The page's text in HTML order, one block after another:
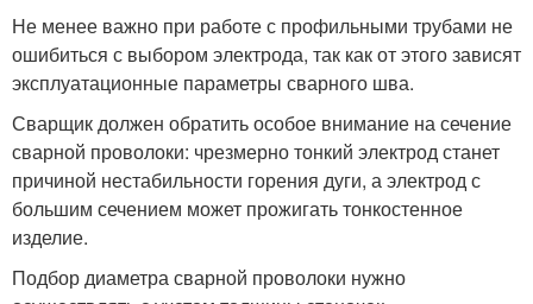
Не менее важно при работе с профильными трубами не
ошибиться с выбором электрода, так как от этого зависят
эксплуатационные параметры сварного шва.
Сварщик должен обратить особое внимание на сечение
сварной проволоки: чрезмерно тонкий электрод станет
причиной нестабильности горения дуги, а электрод с
большим сечением может прожигать тонкостенное
изделие.
Подбор диаметра сварной проволоки нужно